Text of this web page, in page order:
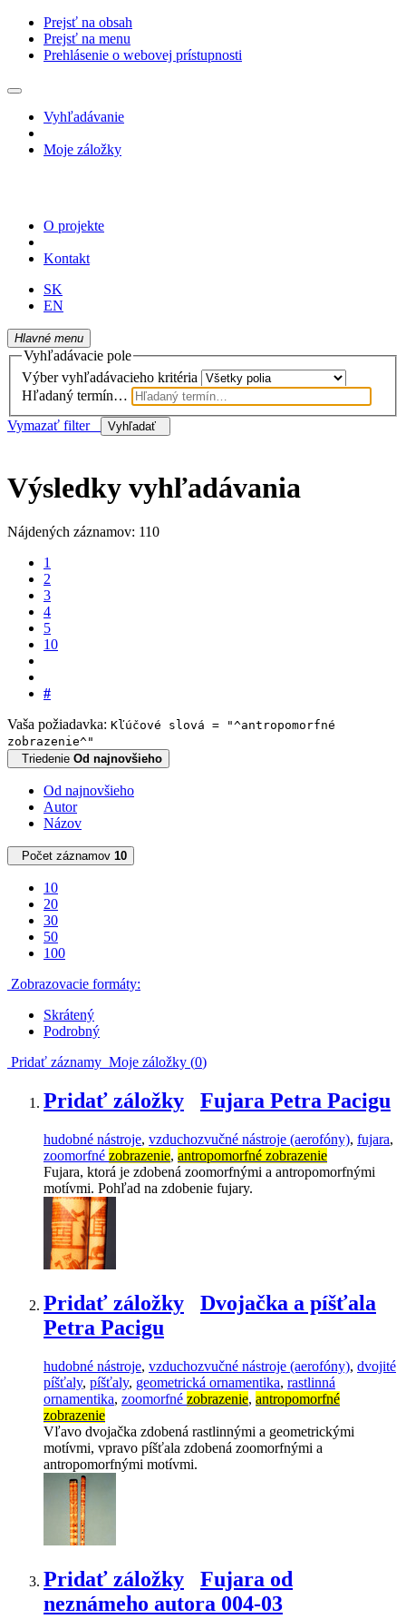
Prejsť na obsah
Prejsť na menu
Prehlásenie o webovej prístupnosti
Vyhľadávanie
Moje záložky
O projekte
Kontakt
SK
EN
Hlavné menu
Vyhľadávacie pole
Výber vyhľadávacieho kritéria
Hľadaný termín…
Vymazať filter
Vyhľadať
Výsledky vyhľadávania
Nájdených záznamov: 110
1
2
3
4
5
10
#
Vaša požiadavka: Kľúčové slová = "^antropomorfné
zobrazenie^"
Triedenie Od najnovšieho
Od najnovšieho
Autor
Názov
Počet záznamov 10
10
20
30
50
100
Zobrazovacie formáty:
Skrátený
Podrobný
Pridať záznamy Moje záložky (0)
Pridať záložky Fujara Petra Pacigu
hudobné nástroje, vzduchozvučné nástroje (aerofóny), fujara,
zoomorfné zobrazenie, antropomorfné zobrazenie
Fujara, ktorá je zdobená zoomorfnými a antropomorfnými
motívmi. Pohľad na zdobenie fujary.
Pridať záložky
Dvojačka a píšťala
Petra Pacigu
hudobné nástroje, vzduchozvučné nástroje (aerofóny), dvojité
píšťaly, píšťaly, geometrická ornamentika, rastlinná
ornamentika, zoomorfné zobrazenie, antropomorfné
zobrazenie
Vľavo dvojačka zdobená rastlinnými a geometrickými
motívmi, vpravo píšťala zdobená zoomorfnými a
antropomorfnými motívmi.
Pridať záložky
Fujara od
neznámeho autora 004-03